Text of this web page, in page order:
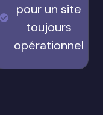
pour un site
toujours
opérationnel